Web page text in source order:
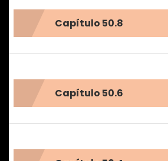
Capítulo 50.8
Capítulo 50.6